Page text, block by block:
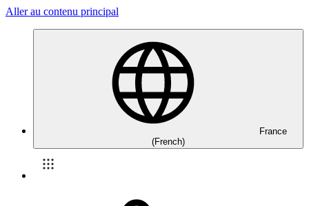
Aller au contenu principal
France
(French)